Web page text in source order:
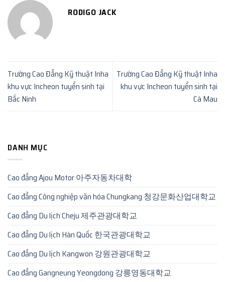
RODIGO JACK
Trường Cao Đẳng Kỹ thuật Inha
khu vực Incheon tuyển sinh tại
Bắc Ninh
Trường Cao Đẳng Kỹ thuật Inha
khu vực Incheon tuyển sinh tại
Cà Mau
DANH MỤC
Cao đẳng Ajou Motor 아주자동차대학
Cao đẳng Công nghiệp văn hóa Chungkang 청강문화산업대학교
Cao đẳng Du lịch Cheju 제주관광대학교
Cao đẳng Du lịch Hàn Quốc 한국관광대학교
Cao đẳng Du lịch Kangwon 강원관광대학교
Cao đẳng Gangneung Yeongdong 강릉영동대학교